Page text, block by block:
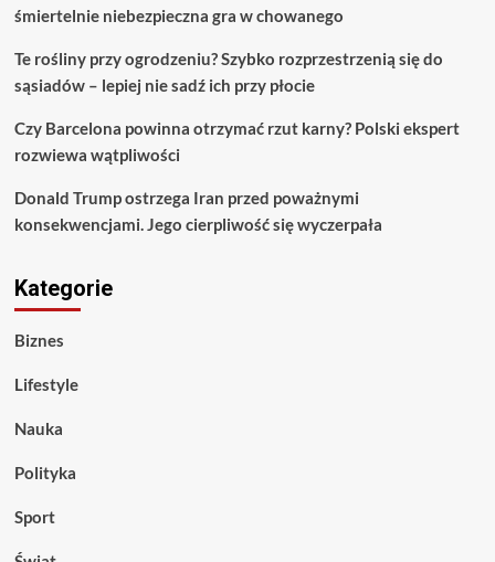
śmiertelnie niebezpieczna gra w chowanego
Te rośliny przy ogrodzeniu? Szybko rozprzestrzenią się do
sąsiadów – lepiej nie sadź ich przy płocie
Czy Barcelona powinna otrzymać rzut karny? Polski ekspert
rozwiewa wątpliwości
Donald Trump ostrzega Iran przed poważnymi
konsekwencjami. Jego cierpliwość się wyczerpała
Kategorie
Biznes
Lifestyle
Nauka
Polityka
Sport